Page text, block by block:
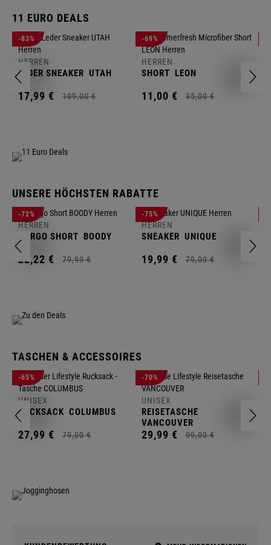
11 EURO DEALS
-83%
HERREN
LEDER SNEAKER UTAH
17,99 € 109,00 €
-69%
HERREN
SHORT LEON
11,00 € 35,00 €
UNSERE HÖCHSTEN RABATTE
-72%
HERREN
CARGO SHORT BOODY
22,22 € 79,99 €
-75%
HERREN
SNEAKER UNIQUE
19,99 € 79,00 €
TASCHEN & ACCESSOIRES
-65%
UNISEX
RUCKSACK COLUMBUS
27,99 € 79,00 €
-70%
UNISEX
REISETASCHE
VANCOUVER
29,99 € 99,00 €